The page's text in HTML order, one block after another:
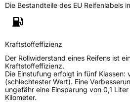
Die Bestandteile des EU Reifenlabels
Kraftstoffeffizienz
Der Rollwiderstand eines Reifens ist
Kraftstoffeffizienz.
Die Einstufung erfolgt in fünf Klassen:
(schlechtester Wert). Eine
ungefähr eine Einsparung von 0,1
Kilometer.